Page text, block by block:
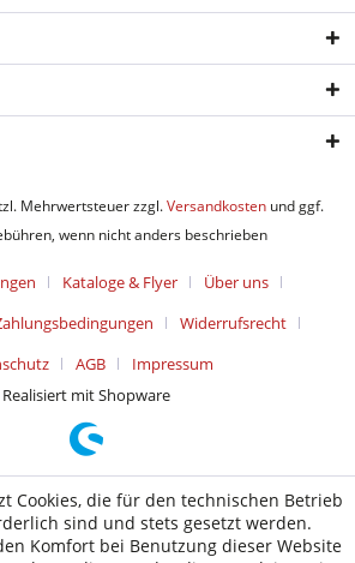
Mehrwertsteuer zzgl.Versandkosten und ggf.
wenn nicht anders beschrieben
Kataloge & Flyer
Über uns
Widerrufsrecht
AGB
Impressum
Realisiert mit Shopware
Cookies, die für den technischen Betrieb
sind und stets gesetzt werden.
Komfort bei Benutzung dieser Website